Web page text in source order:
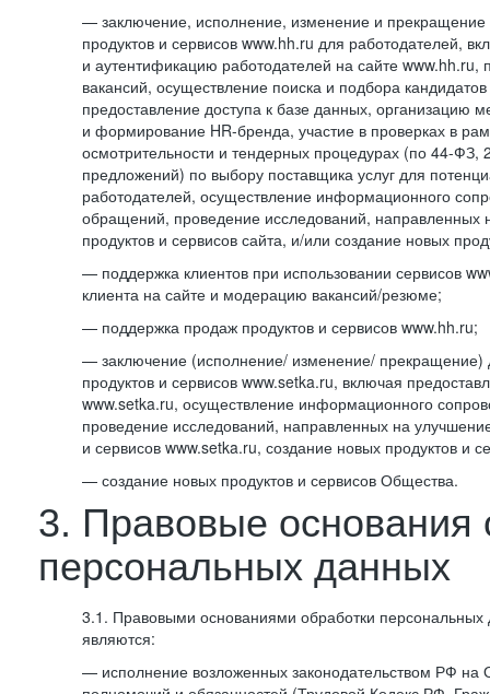
— заключение, исполнение, изменение и прекращение
продуктов и сервисов www.hh.ru для работодателей,
и аутентификацию работодателей на сайте www.hh.ru,
вакансий, осуществление поиска и подбора
предоставление доступа к базе данных, организацию
и формирование HR-бренда, участие в проверках в
осмотрительности и тендерных процедурах (по 44-ФЗ,
предложений) по выбору поставщика услуг для
работодателей, осуществление информационного
обращений, проведение исследований, направленных
продуктов и сервисов сайта, и/или создание новых
— поддержка клиентов при использовании сервисов
клиента на сайте и модерацию вакансий/резюме;
— поддержка продаж продуктов и сервисов www.hh.ru;
— заключение (исполнение/ изменение/ прекращение)
продуктов и сервисов www.setka.ru, включая
www.setka.ru, осуществление информационного
проведение исследований, направленных на
и сервисов www.setka.ru, создание новых продуктов и
— создание новых продуктов и сервисов Общества.
3. Правовые основания
персональных данных
3.1. Правовыми основаниями обработки
являются:
— исполнение возложенных законодательством РФ на